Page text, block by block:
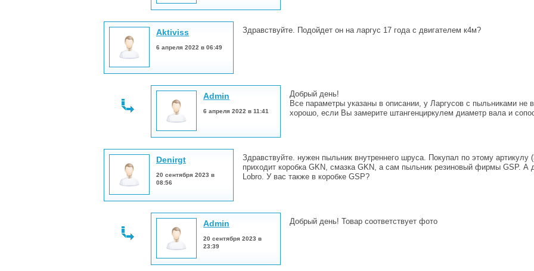
Aktiviss
6 апреля 2022 в 06:49
Здравствуйте. Подойдет он на ларгус 17 года с двигателем к4м?
Admin
6 апреля 2022 в 11:41
Добрый день!
Все параметры указаны в описании, у Ларгусов с пыльниками не
хорошо, если Вы замерите штангенциркулем диаметр вала и
Denirgt
20 сентября 2023 в
08:56
Здравствуйте. нужен пыльник внутреннего шруса. Покупал по этому артикулу
приходит коробка GKN, смазка GKN, а сам пыльник резиновый фирмы GSP.
Lobro. У вас также в коробке GSP?
Admin
20 сентября 2023 в
23:39
Добрый день! Товар соответствует фото